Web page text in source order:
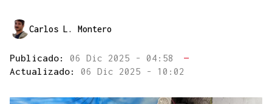
Carlos L. Montero
Publicado: 06 Dic 2025 - 04:58
—
Actualizado: 06 Dic 2025 - 10:02